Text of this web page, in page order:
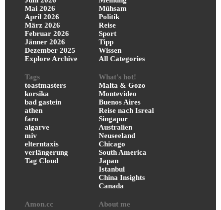
Mai 2026
April 2026
März 2026
Februar 2026
Jänner 2026
Dezember 2025
Explore Archive
Mühsam
Politik
Reise
Sport
Tipp
Wissen
All Categories
Tags
toastmasters
korsika
bad gastein
athen
faro
algarve
miv
elterntaxis
verlängerung
Tag Cloud
What's hot!
Malta & Gozo
Montevideo
Buenos Aires
Reise nach Isreal
Singapur
Australien
Neuseeland
Chicago
South America
Japan
Istanbul
China Insights
Canada
Amon.cc
About me